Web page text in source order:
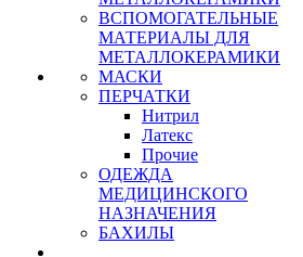
ВСПОМОГАТЕЛЬНЫЕ
МАТЕРИАЛЫ ДЛЯ
МЕТАЛЛОКЕРАМИКИ
МАСКИ
ПЕРЧАТКИ
Нитрил
Латекс
Прочие
ОДЕЖДА
МЕДИЦИНСКОГО
НАЗНАЧЕНИЯ
БАХИЛЫ